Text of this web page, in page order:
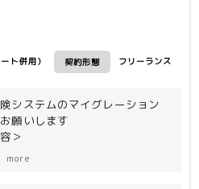
ト併用） 契約形態 フリーランス
システムのマイグレーション
願いします
＞
more